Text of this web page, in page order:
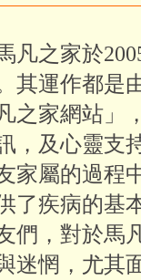
之家於2005
其運作都是
凡之家網站
，及心靈支
家屬的過程
了疾病的基
們，對於馬
迷惘，尤其